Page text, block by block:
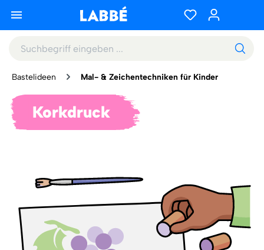
Bastelideen Mal- & Zeichentechniken für Kinder
Korkdruck